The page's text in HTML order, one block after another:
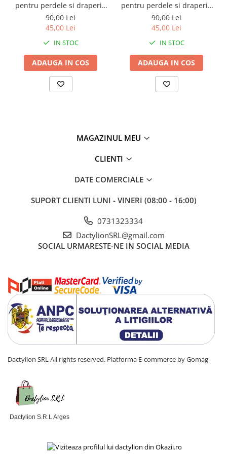
pentru perdele si draperii,
tip snur, poliester, 44 cm -
Verde,turcoaz
90,00 Lei
45,00 Lei
IN STOC
ADAUGA IN COS
pentru perdele si draperii,
tip snur, poliester, 44 cm -
Maro inchis
90,00 Lei
45,00 Lei
IN STOC
ADAUGA IN COS
MAGAZINUL MEU
CLIENTI
DATE COMERCIALE
SUPORT CLIENTI LUNI - VINERI (08:00 - 16:00)
0731323334
DactylionSRL@gmail.com
SOCIAL URMARESTE-NE IN SOCIAL MEDIA
Dactylion SRL All rights reserved. Platforma E-commerce by Gomag
Dactylion S.R.L Arges